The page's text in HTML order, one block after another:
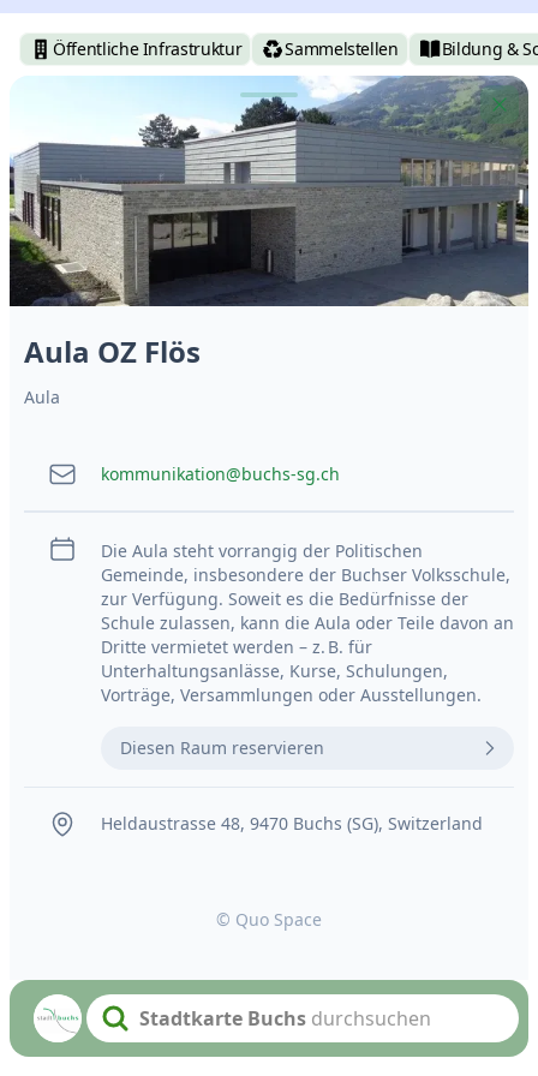
Öffentliche Infrastruktur Sammelstellen Bildung &
Search textStadtkarte Buchs durchsuchen
Aula OZ Flös
Aula
kommunikation@buchs-sg.ch
Die Aula steht vorrangig der Politischen
Gemeinde, insbesondere der Buchser Volksschule,
zur Verfügung. Soweit es die Bedürfnisse der
Schule zulassen, kann die Aula oder Teile davon an
Dritte vermietet werden – z. B. für
Unterhaltungsanlässe, Kurse, Schulungen,
Vorträge, Versammlungen oder Ausstellungen.
Diesen Raum reservieren
Heldaustrasse 48, 9470 Buchs (SG), Switzerland
© Quo Space